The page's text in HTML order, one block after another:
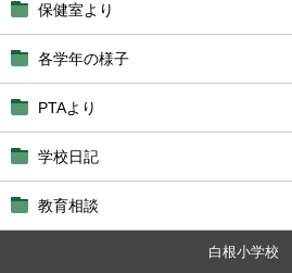
保健室より
各学年の様子
PTAより
学校日記
教育相談
白根小学校